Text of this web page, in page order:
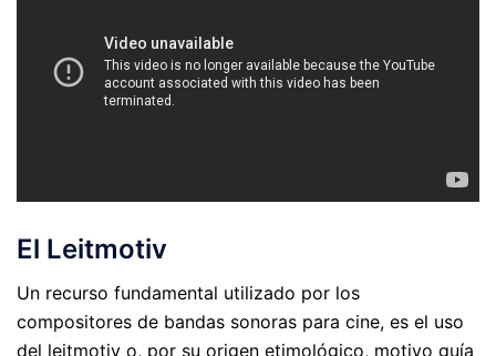
El Leitmotiv
Un recurso fundamental utilizado por los
compositores de bandas sonoras para cine, es el uso
del leitmotiv o, por su origen etimológico, motivo guía